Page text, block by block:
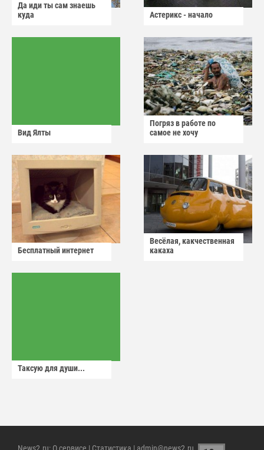
Да иди ты сам знаешь
куда
Астерикс - начало
Вид Ялты
Погряз в работе по
самое не хочу
Бесплатный интернет
Весёлая, какчественная
какаха
Таксую для души...